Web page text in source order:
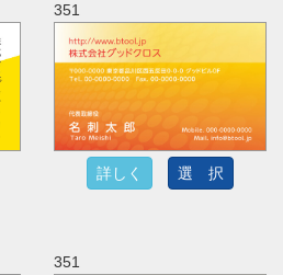
351
詳しく 選 択
351